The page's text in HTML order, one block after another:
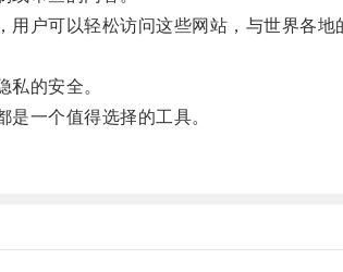
可以轻松访问这些网站，与世界各地
的安全。
一个值得选择的工具。